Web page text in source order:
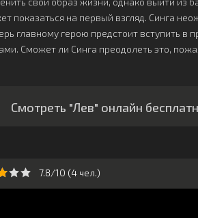
показаться на первый взгляд. Синга
главному герою предстоит вступить в
Сможет ли Синга преодолеть это,
Смотреть "Лев" онлайн
7.8/10 (4 чeл.)